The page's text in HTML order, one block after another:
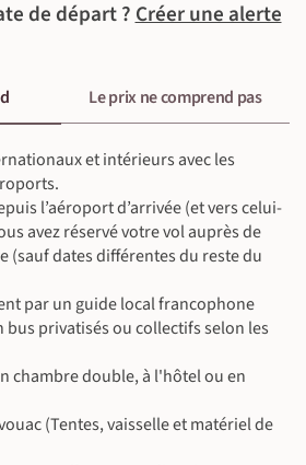
marché artisanal nous permet de
& dîner inclus
~2 h)
: Couvre le parcours principal dans la
du circuit classique avec des
Picchu ou d’autres secteurs
de point de vue en hauteur.
& dîner libres
train panoramique (~1 h 30), En minibus
©
©
©
de départ ?Créer une alerte
Le prix ne comprend pas
et intérieurs avec les
l’aéroport d’arrivée (et vers celui-
avez réservé votre vol auprès de
(sauf dates différentes du reste du
par un guide local francophone
bus privatisés ou collectifs selon les
chambre double, à l'hôtel ou en
(Tentes, vaisselle et matériel de